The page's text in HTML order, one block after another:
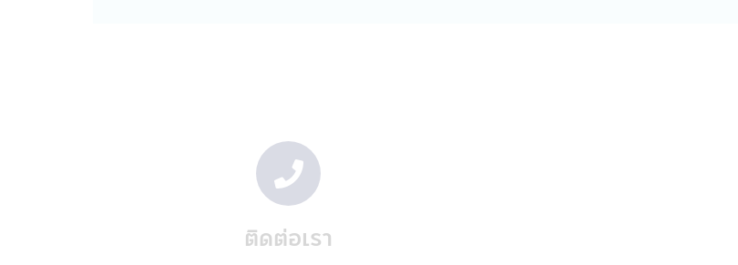
บริษัทฯอาจเปิดเผยข้อมูลเกี่ยวกับท่านให้กับบุคคลอื่นเพื่อวัตถุประสงค์ทางธุรกิจของบริษัทจั
• กรณีจำเป็นต้องดำเนินการดังกล่าวเพื่อปฏิบัติตามกฎหมาย กระบวนการทางกฎหมาย หรื
ตาม และหน้าที่การกำกับดูแลกิจการ
• หน่วยงานบังคับใช้กฎหมาย หน่วยงานที่มีหน้าที่กำกับดูแล เจ้าหน้าที่ของรัฐ หรือบุคคลภายน
หรือกระบวนการหรือข้อกำหนดทางกฎหมายอื่นๆ ภายใต้กฎหมายหรือกฎข้อบังคับ หรือกฎหมา
บริษัทจัดการหรือบริษัทในกลุ่มของบริษัทจัดการ ในกรณีที่บริษัทฯต้องทำเช่นนั้นเพื่อให้สอดค
ติดต่อเรา